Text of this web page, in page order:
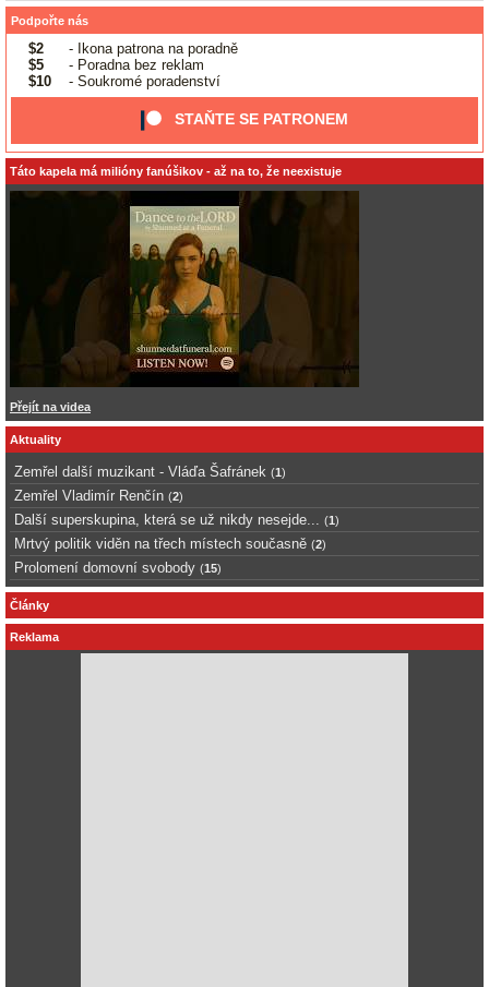
Podpořte nás
$2
- Ikona patrona na poradně
$5
- Poradna bez reklam
$10
- Soukromé poradenství
STAŇTE SE PATRONEM
Táto kapela má milióny fanúšikov - až na to, že neexistuje
Přejít na videa
Aktuality
Zemřel další muzikant - Vláďa Šafránek (1)
Zemřel Vladimír Renčín (2)
Další superskupina, která se už nikdy nesejde... (1)
Mrtvý politik viděn na třech místech současně (2)
Prolomení domovní svobody (15)
Články
Reklama